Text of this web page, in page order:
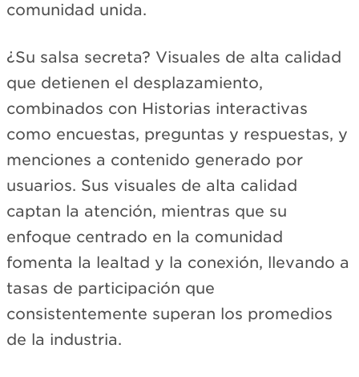
comunidad unida.
¿Su salsa secreta? Visuales de alta calidad
que detienen el desplazamiento,
combinados con Historias interactivas
como encuestas, preguntas y respuestas, y
menciones a contenido generado por
usuarios. Sus visuales de alta calidad
captan la atención, mientras que su
enfoque centrado en la comunidad
fomenta la lealtad y la conexión, llevando a
tasas de participación que
consistentemente superan los promedios
de la industria.